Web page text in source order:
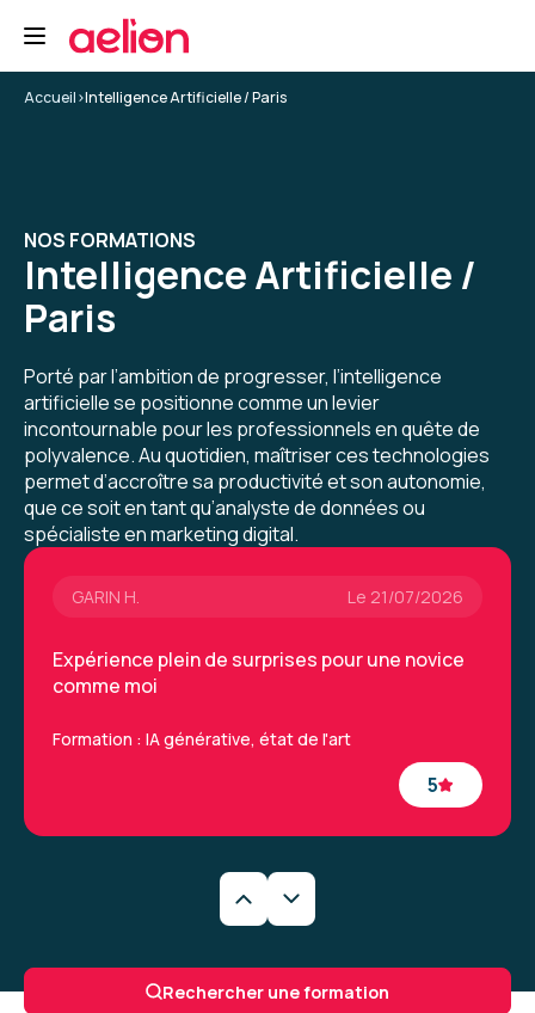
Accueil>Intelligence Artificielle / Paris
NOS FORMATIONS
Intelligence Artificielle /
Paris
Porté par l’ambition de progresser, l’intelligence
artificielle se positionne comme un levier
incontournable pour les professionnels en quête de
polyvalence. Au quotidien, maîtriser ces technologies
permet d’accroître sa productivité et son autonomie,
que ce soit en tant qu’analyste de données ou
spécialiste en marketing digital.
Une excellente formation sur l'IA générative.
Formation : IA générative, état de l'art
Christine D. Le 19/01/2026
5
d'en avoir manqué environ 2 x 30 mn à cause de
déconnexions suite à remise en rote
automatique du VPN. Le formateur ne voyait
pas mes déconnexions et j'ai perdu de ce fait
pas mal de ses explications. Dommage !
Toutefois le seconde fois, il a pris le temps sur
sa pause de me réexpliquer ce qu'il venait de
Formation : IA, les fondamentaux
GARIN H. Le 21/07/2026
5
Expérience plein de surprises pour une novice
comme moi
Formation : IA générative, état de l'art
Une formation très intéressantes qui a permis
de découvrir de nouveaux outils et la
Rechercher une formation